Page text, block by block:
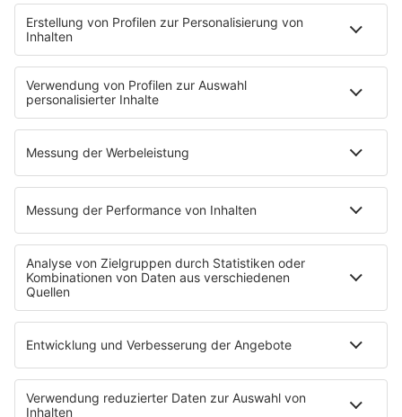
YouTube
90s90s DE:CODED
Musik
News
HITstory
Listing
Back to the 90s
Mitmachen
Aktionen & Events